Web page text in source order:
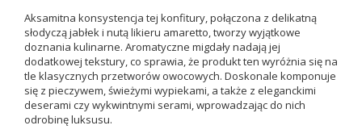
Aksamitna konsystencja tej konfitury, połączona z delikatną
słodyczą jabłek i nutą likieru amaretto, tworzy wyjątkowe
doznania kulinarne. Aromatyczne migdały nadają jej
dodatkowej tekstury, co sprawia, że produkt ten wyróżnia się na
tle klasycznych przetworów owocowych. Doskonale komponuje
się z pieczywem, świeżymi wypiekami, a także z eleganckimi
deserami czy wykwintnymi serami, wprowadzając do nich
odrobinę luksusu.